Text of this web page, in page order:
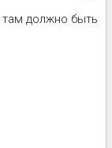
там должно быть